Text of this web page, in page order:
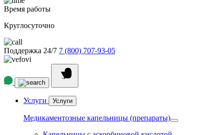
Время работы
Круглосуточно
Поддержка 24/7 7 (800) 707-93-05
Услуги Услуги
Медикаментозные капельницы (препараты)